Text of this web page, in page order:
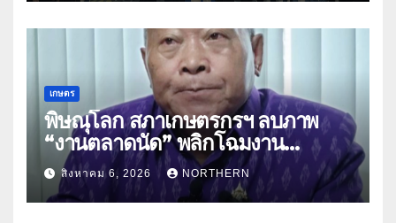
เกษตร
พิษณุโลก สภาเกษตรกรฯ ลบภาพ
“งานตลาดนัด” พลิกโฉมงาน
“เกษตรรุ่งเรืองเมืองสองแคว 69” มุ่ง
ประโยชน์เกษตรกร ดึงนวัตกรรม-จับ
คู่ธุรกิจดันสินค้าเกษตรสู่สากล (คลิป)
สิงหาคม 6, 2026 NORTHERN